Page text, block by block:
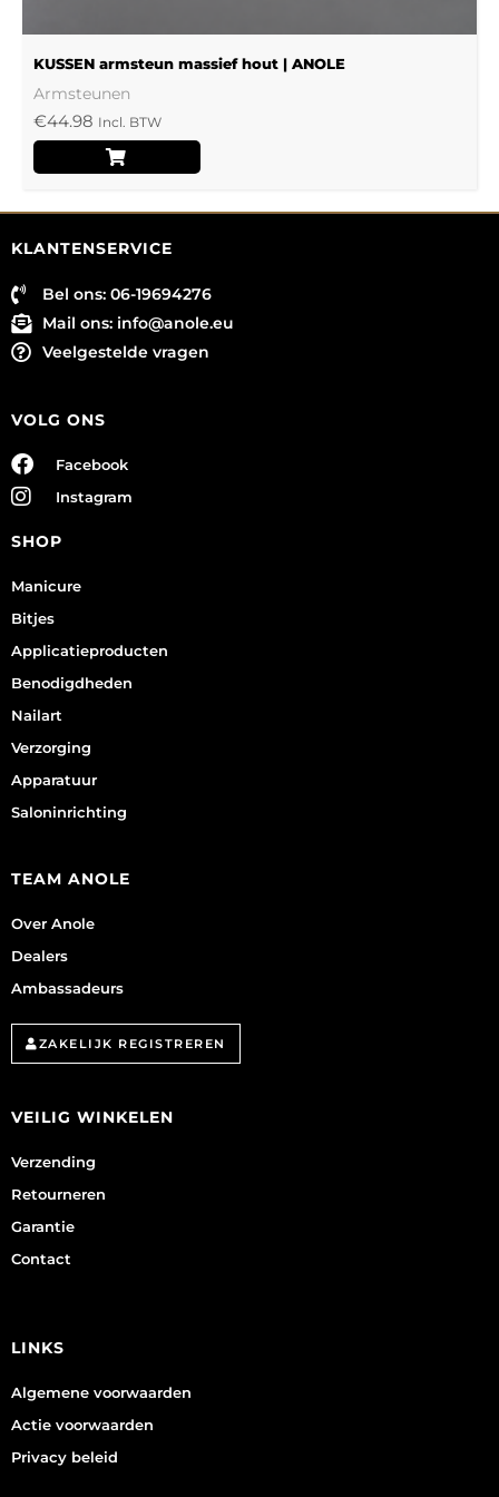
KUSSEN armsteun massief hout | ANOLE
Armsteunen
€44.98 Incl. BTW
KLANTENSERVICE
Bel ons: 06-19694276
Mail ons: info@anole.eu
Veelgestelde vragen
VOLG ONS
Facebook
Instagram
SHOP
Manicure
Bitjes
Applicatieproducten
Benodigdheden
Nailart
Verzorging
Apparatuur
Saloninrichting
TEAM ANOLE
Over Anole
Dealers
Ambassadeurs
ZAKELIJK REGISTREREN
VEILIG WINKELEN
Verzending
Retourneren
Garantie
Contact
LINKS
Algemene voorwaarden
Actie voorwaarden
Privacy beleid